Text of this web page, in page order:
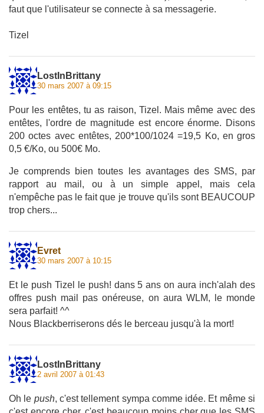
faut que l'utilisateur se connecte à sa messagerie.
Tizel
LostInBrittany
30 mars 2007 à 09:15
Pour les entêtes, tu as raison, Tizel. Mais même avec des
entêtes, l'ordre de magnitude est encore énorme. Disons
200 octes avec entêtes, 200*100/1024 =19,5 Ko, en gros
0,5 €/Ko, ou 500€ Mo.
Je comprends bien toutes les avantages des SMS, par
rapport au mail, ou à un simple appel, mais cela
n'empêche pas le fait que je trouve qu'ils sont BEAUCOUP
trop chers...
Evret
30 mars 2007 à 10:15
Et le push Tizel le push! dans 5 ans on aura inch'alah des
offres push mail pas onéreuse, on aura WLM, le monde
sera parfait! ^^
Nous Blackberriserons dés le berceau jusqu'à la mort!
LostInBrittany
2 avril 2007 à 01:43
Oh le push, c'est tellement sympa comme idée. Et même si